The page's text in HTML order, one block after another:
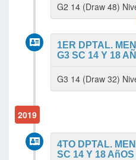
G2 14 (Draw 48)
1ER DPTAL.
G3 SC 14 Y 18
G3 14 (Draw 32)
2019
4TO DPTAL.
SC 14 Y 18 AñOS